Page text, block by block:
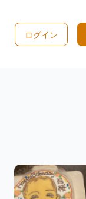
ログイン